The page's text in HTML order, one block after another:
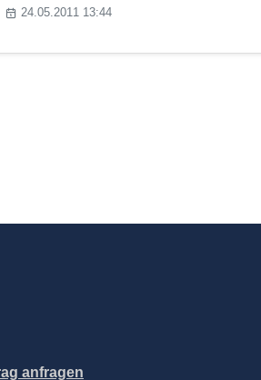
24.05.2011 13:44
anfragen